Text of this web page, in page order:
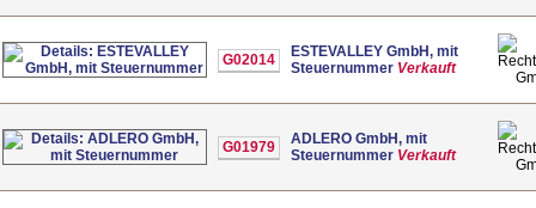
G02014
ESTEVALLEY GmbH, mit
Steuernummer Verkauft
G01979
ADLERO GmbH, mit
Steuernummer Verkauft